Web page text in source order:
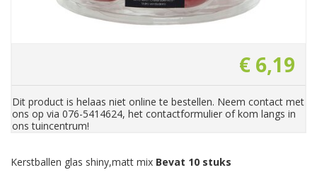
€ 6,19
Dit product is helaas niet online te bestellen. Neem contact met
ons op via 076-5414624, het contactformulier of kom langs in
ons tuincentrum!
Kerstballen glas shiny,matt mix Bevat 10 stuks